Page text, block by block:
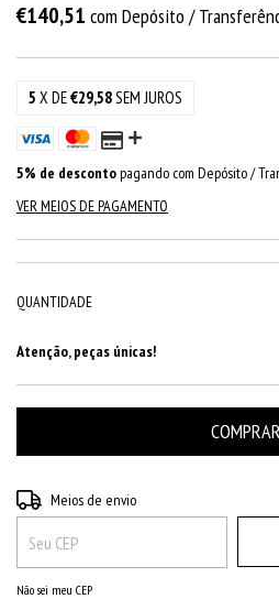
€140,51 com Depósito /
5 X DE€29,58SEM JUROS
5% de descontopagando com Depósito /
VER MEIOS DE PAGAMENTO
QUANTIDADE
Atenção, peças únicas!
Entregas para o CEP:
Meios de envio
Não sei meu CEP